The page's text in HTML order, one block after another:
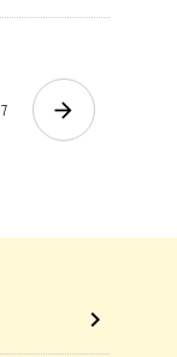
7 arrow_forward
chevron_right